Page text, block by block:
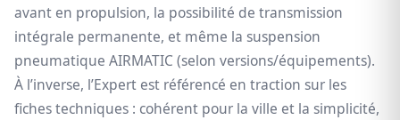
avant en propulsion, la possibilité de transmission
intégrale permanente, et même la suspension
pneumatique AIRMATIC (selon versions/équipements).
À l’inverse, l’Expert est référencé en traction sur les
fiches techniques : cohérent pour la ville et la simplicité,